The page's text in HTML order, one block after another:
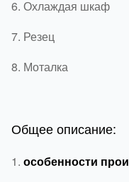
6. Охлаждая шкаф
7. Резец
8. Моталка
Общее описание:
1. особенности